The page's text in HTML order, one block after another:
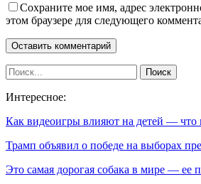
Сохраните мое имя, адрес
этом браузере для следующего
Интересное:
Как видеоигры влияют на детей — что
Трамп объявил о победе на выборах
Это самая дорогая собака в мире — ее